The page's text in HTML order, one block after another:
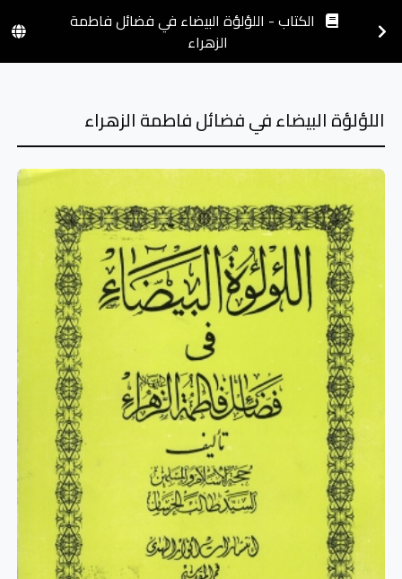
الكتاب - اللؤلؤة البيضاء في فضائل فاطمة
الزهراء
اللؤلؤة البيضاء في فضائل فاطمة الزهراء